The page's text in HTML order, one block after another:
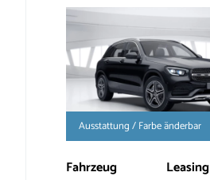
Ausstattung / Farbe änderbar
Fahrzeug
Leasing